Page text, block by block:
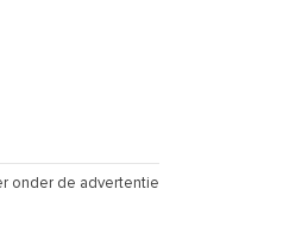
onder de advertentie